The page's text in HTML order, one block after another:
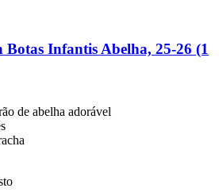
Botas Infantis Abelha, 25-​26 (1
de abelha adorável